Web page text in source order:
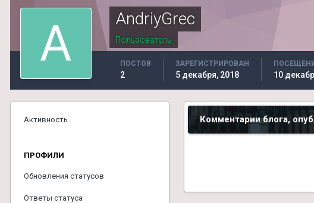
AndriyGrec
Пользователь
ПОСТОВ
2
ЗАРЕГИСТРИРОВАН
5 декабря, 2018 10
Активность
ПРОФИЛИ
Обновления статусов
Ответы статуса
Комментарии блога,